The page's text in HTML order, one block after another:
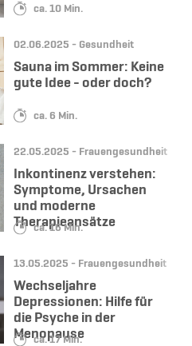
Lesedauer:
ca. 10 Min.
Datum:
02.06.2025 - Kategorie:
Gesundheit
Lesedauer:
ca. 6 Min.
Sauna im Sommer: Keine
gute Idee - oder doch?
Datum:
22.05.2025 - Kategorie:
Frauengesundheit
Lesedauer:
ca. 16 Min.
Inkontinenz verstehen:
Symptome, Ursachen
und moderne
Therapieansätze
Datum:
13.05.2025 - Kategorie:
Frauengesundheit
Lesedauer:
ca. 17 Min.
Wechseljahre
Depressionen: Hilfe für
die Psyche in der
Menopause